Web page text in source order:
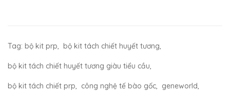
Tag: bộ kit prp, bộ kit tách chiết huyết tương,
bộ kit tách chiết huyết tương giàu tiểu cầu,
bộ kit tách chiết prp, công nghệ tế bào gốc, geneworld,